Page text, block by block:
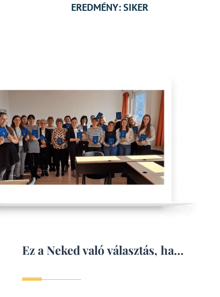
EREDMÉNY: SIKER
Ez a Neked való választás, ha…